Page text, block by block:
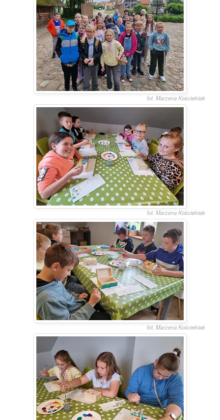
fot. Marzena Kościelniak
fot. Marzena Kościelniak
fot. Marzena Kościelniak